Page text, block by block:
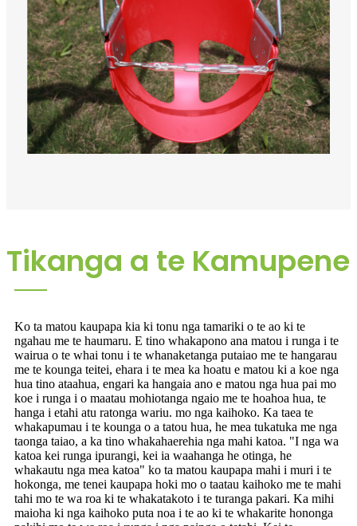
Tikanga a te Kamupene
Ko ta matou kaupapa kia ki tonu nga tamariki o te ao ki te
ngahau me te haumaru. E tino whakapono ana matou i runga i te
wairua o te whai tonu i te whanaketanga putaiao me te hangarau
me te kounga teitei, ehara i te mea ka hoatu e matou ki a koe nga
hua tino ataahua, engari ka hangaia ano e matou nga hua pai mo
koe i runga i o maatau mohiotanga ngaio me te hoahoa hua, te
hanga i etahi atu ratonga wariu. mo nga kaihoko. Ka taea te
whakapumau i te kounga o a tatou hua, he mea tukatuka me nga
taonga taiao, a ka tino whakahaerehia nga mahi katoa. "I nga wa
katoa kei runga ipurangi, kei ia waahanga he otinga, he
whakautu nga mea katoa" ko ta matou kaupapa mahi i muri i te
hokonga, me tenei kaupapa hoki mo o taatau kaihoko me te mahi
tahi mo te wa roa ki te whakatakoto i te turanga pakari. Ka mihi
maioha ki nga kaihoko puta noa i te ao ki te whakarite hononga